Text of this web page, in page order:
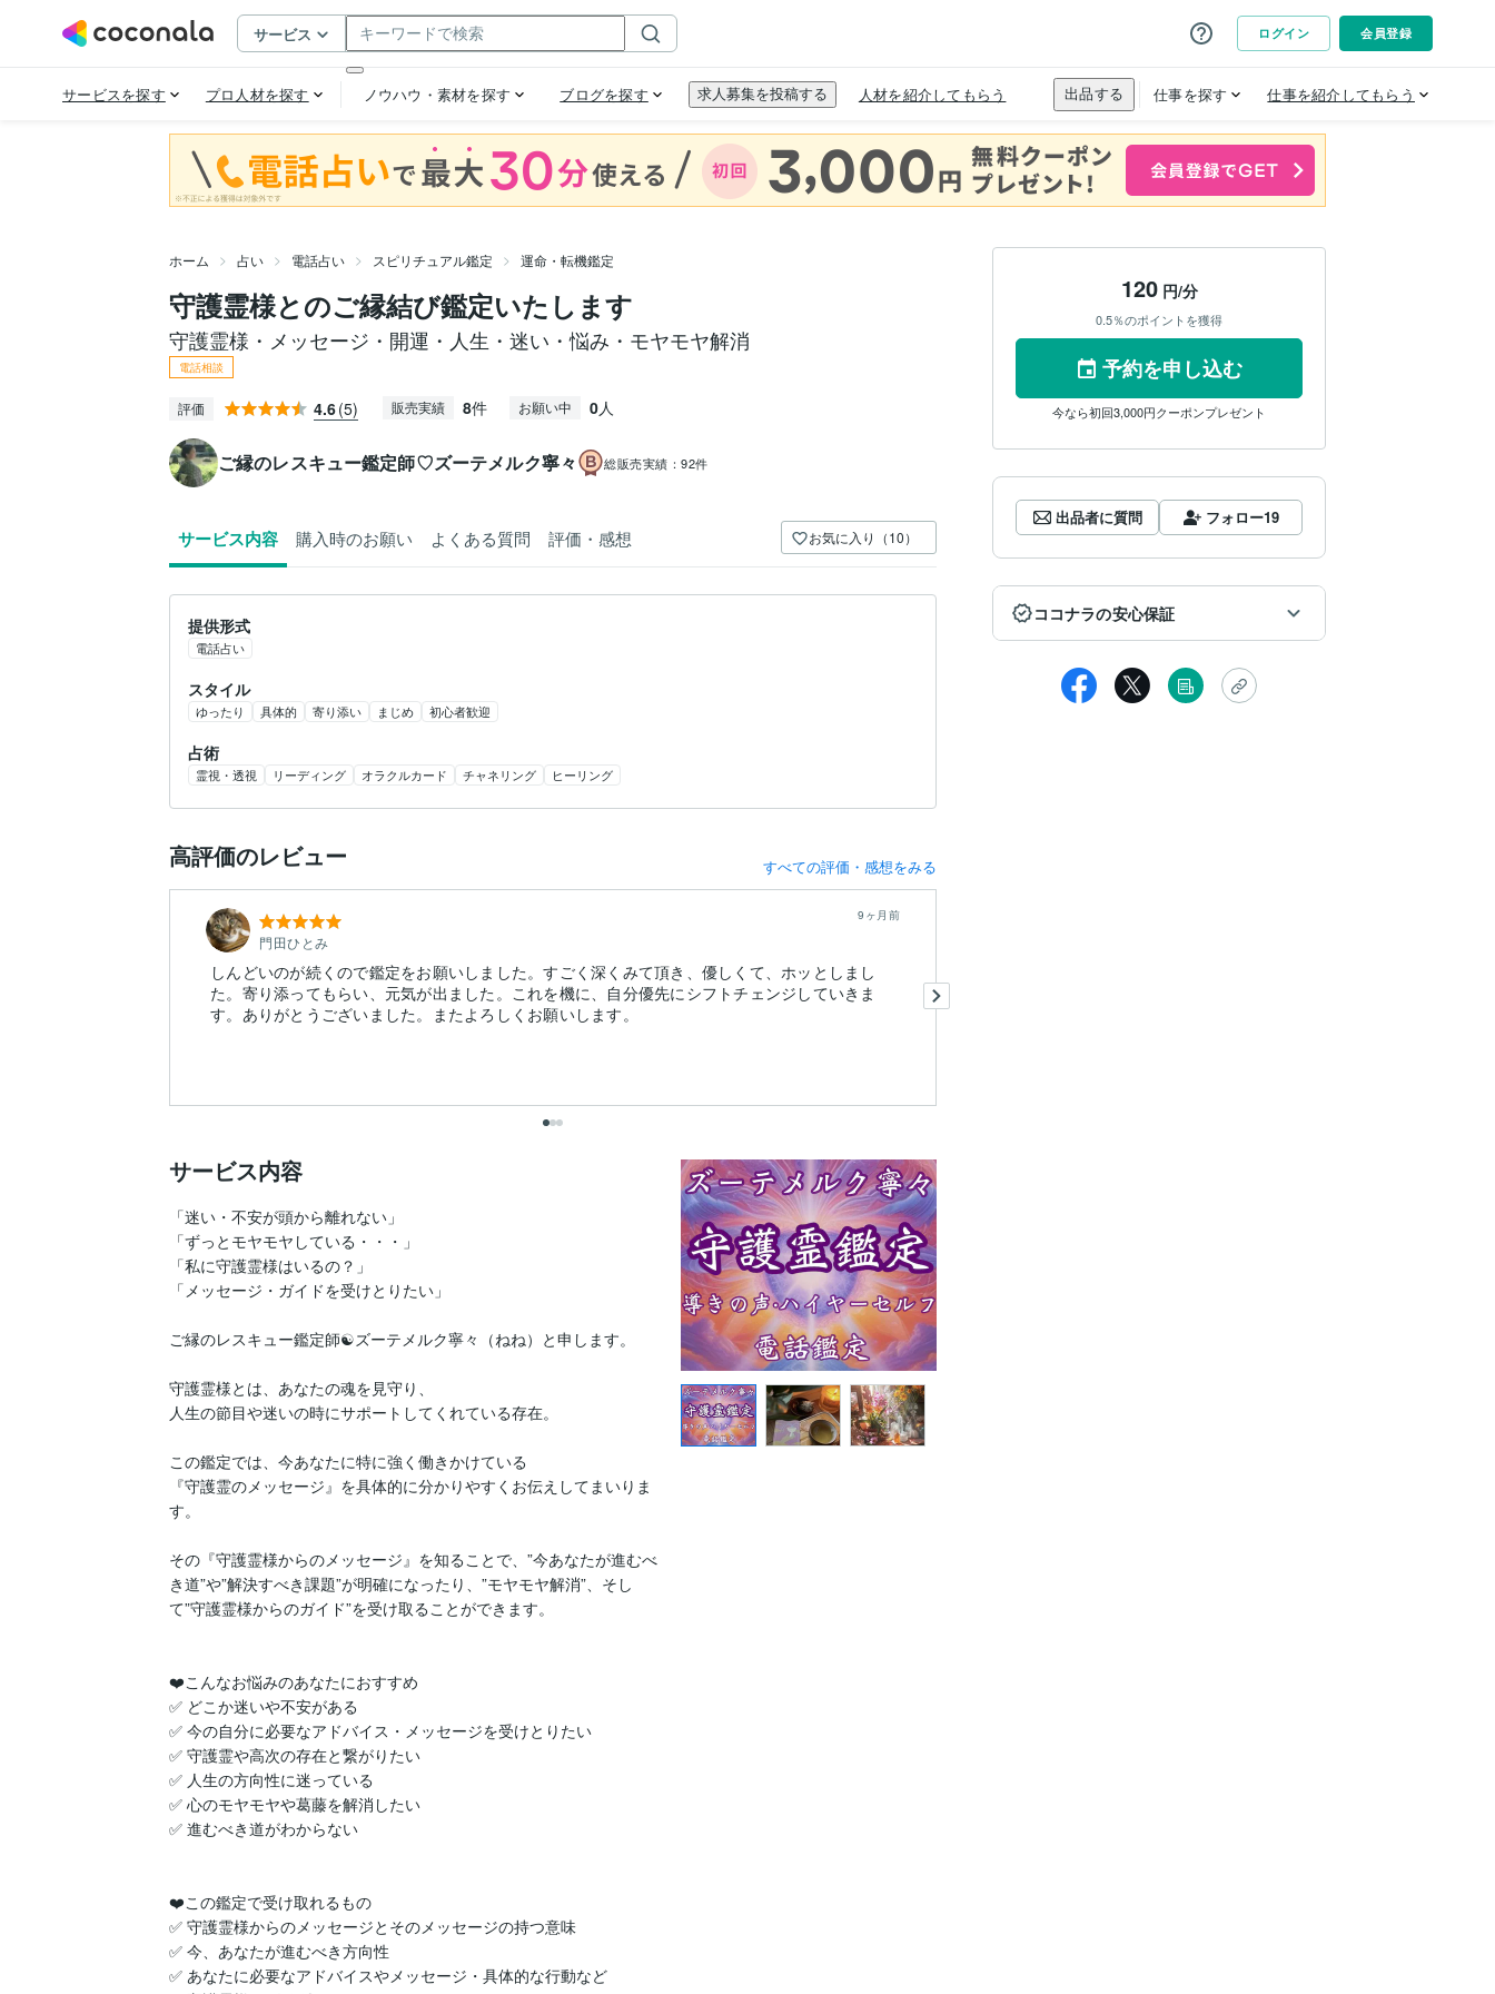
ホーム 占い 電話占い スピリチュアル鑑定 運命・転機鑑定
守護霊様とのご縁結び鑑定いたします
守護霊様・メッセージ・開運・人生・迷い・悩み・モヤモヤ解消
電話相談
評価 4.6(5) 販売実績 8件 お願い中 0人
ご縁のレスキュー鑑定師♡ズーテメルク寧々 総販売実績： 92件
サービス内容 購入時のお願い よくある質問 評価・感想 お気に入り（10）
提供形式
電話占い
スタイル
ゆったり 具体的 寄り添い まじめ 初心者歓迎
占術
霊視・透視 リーディング オラクルカード チャネリング ヒーリング
高評価のレビュー すべての評価・感想をみる
門田ひとみ
9ヶ月前
しんどいのが続くので鑑定をお願いしました。すごく深くみて頂き、優しくて、ホッとしまし
た。寄り添ってもらい、元気が出ました。これを機に、自分優先にシフトチェンジしていきま
す。ありがとうございました。またよろしくお願いします。
サービス内容
「迷い・不安が頭から離れない」
「ずっとモヤモヤしている・・・」
「私に守護霊様はいるの？」
「メッセージ・ガイドを受けとりたい」
ご縁のレスキュー鑑定師☯️ズーテメルク寧々（ねね）と申します。
守護霊様とは、あなたの魂を見守り、
人生の節目や迷いの時にサポートしてくれている存在。
この鑑定では、今あなたに特に強く働きかけている
『守護霊のメッセージ』を具体的に分かりやすくお伝えしてまいりま
す。
その『守護霊様からのメッセージ』を知ることで、”今あなたが進むべ
き道”や”解決すべき課題”が明確になったり、”モヤモヤ解消”、そし
て”守護霊様からのガイド”を受け取ることができます。
❤️こんなお悩みのあなたにおすすめ
✅ どこか迷いや不安がある
✅ 今の自分に必要なアドバイス・メッセージを受けとりたい
✅ 守護霊や高次の存在と繋がりたい
✅ 人生の方向性に迷っている
✅ 心のモヤモヤや葛藤を解消したい
✅ 進むべき道がわからない
❤️この鑑定で受け取れるもの
✅ 守護霊様からのメッセージとそのメッセージの持つ意味
✅ 今、あなたが進むべき方向性
✅ あなたに必要なアドバイスやメッセージ・具体的な行動など
120円/分
0.5％のポイントを獲得
予約を申し込む
今なら初回3,000円クーポンプレゼント
出品者に質問 フォロー19
ココナラの安心保証